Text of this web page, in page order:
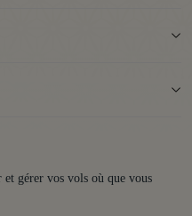
gérer vos vols où que vous